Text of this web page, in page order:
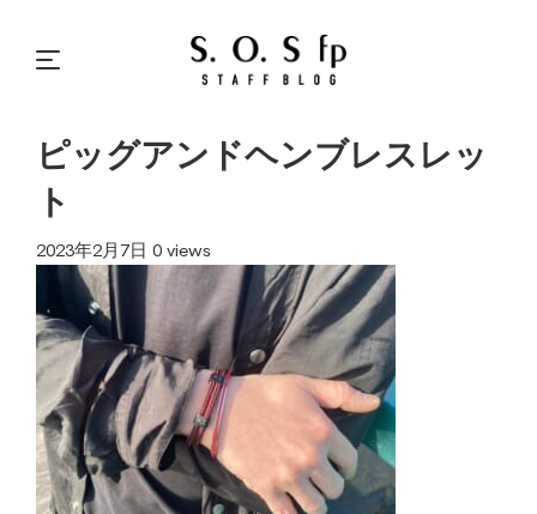
ピッグアンドヘンブレスレッ
ト
2023年2月7日 0 views